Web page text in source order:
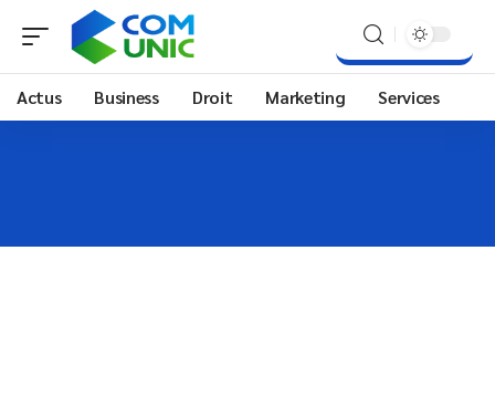
Actus Business Droit Marketing Services